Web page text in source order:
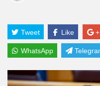
Tweet Like
WhatsApp